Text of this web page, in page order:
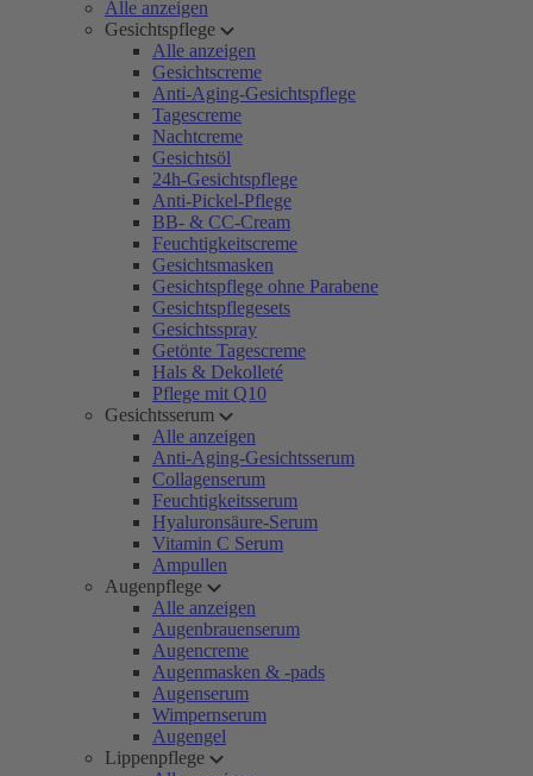
Alle anzeigen
Gesichtspflege
Alle anzeigen
Gesichtscreme
Anti-Aging-Gesichtspflege
Tagescreme
Nachtcreme
Gesichtsöl
24h-Gesichtspflege
Anti-Pickel-Pflege
BB- & CC-Cream
Feuchtigkeitscreme
Gesichtsmasken
Gesichtspflege ohne Parabene
Gesichtspflegesets
Gesichtsspray
Getönte Tagescreme
Hals & Dekolleté
Pflege mit Q10
Gesichtsserum
Alle anzeigen
Anti-Aging-Gesichtsserum
Collagenserum
Feuchtigkeitsserum
Hyaluronsäure-Serum
Vitamin C Serum
Ampullen
Augenpflege
Alle anzeigen
Augenbrauenserum
Augencreme
Augenmasken & -pads
Augenserum
Wimpernserum
Augengel
Lippenpflege